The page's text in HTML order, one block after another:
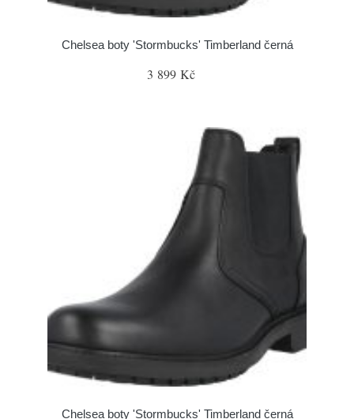
Chelsea boty 'Stormbucks' Timberland černá
3 899 Kč
Chelsea boty 'Stormbucks' Timberland černá